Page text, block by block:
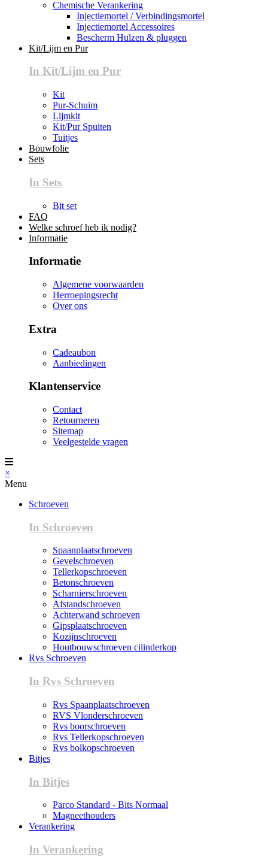
Chemische Verankering
Injectiemortel / Verbindingsmortel
Injectiemortel Accessoires
Bescherm Hulzen & pluggen
Kit/Lijm en Pur
In Kit/Lijm en Pur
Kit
Pur-Schuim
Lijmkit
Kit/Pur Spuiten
Tuitjes
Bouwfolie
Sets
In Sets
Bit set
FAQ
Welke schroef heb ik nodig?
Informatie
Informatie
Algemene voorwaarden
Herroepingsrecht
Over ons
Extra
Cadeaubon
Aanbiedingen
Klantenservice
Contact
Retourneren
Sitemap
Veelgestelde vragen
×
Menu
Schroeven
In Schroeven
Spaanplaatschroeven
Gevelschroeven
Tellerkopschroeven
Betonschroeven
Scharnierschroeven
Afstandschroeven
Achterwand schroeven
Gipsplaatschroeven
Kozijnschroeven
Houtbouwschroeven cilinderkop
Rvs Schroeven
In Rvs Schroeven
Rvs Spaanplaatschroeven
RVS Vlonderschroeven
Rvs boorschroeven
Rvs Tellerkopschroeven
Rvs bolkopschroeven
Bitjes
In Bitjes
Parco Standard - Bits Normaal
Magneethouders
Verankering
In Verankering